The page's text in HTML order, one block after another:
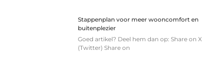
Stappenplan voor meer wooncomfort en
buitenplezier
Goed artikel? Deel hem dan op: Share on X
(Twitter) Share on